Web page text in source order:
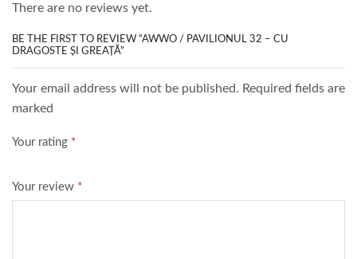
There are no reviews yet.
BE THE FIRST TO REVIEW “AWWO / PAVILIONUL 32 – CU
DRAGOSTE ȘI GREAȚĂ”
Your email address will not be published. Required fields are
marked
Your rating *
Your review *